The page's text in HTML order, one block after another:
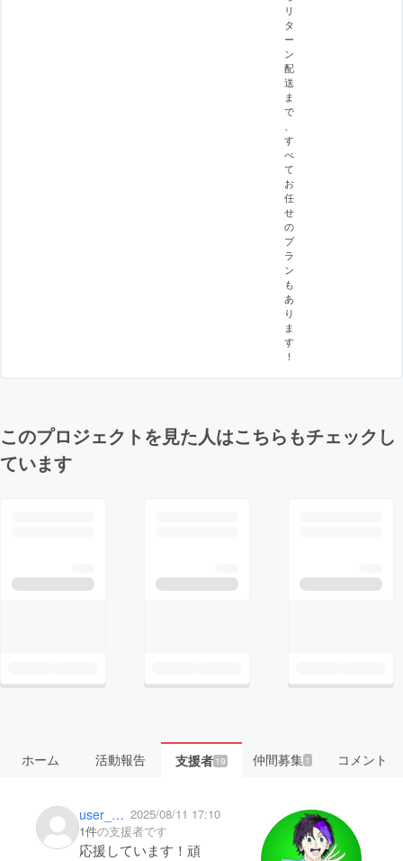
リ
タ
ー
ン
配
送
ま
で
す
べ
て
お
任
せ
の
プ
ラ
ン
も
あ
り
ま
す
！
このプロジェクトを見た人はこちらもチェックし
ています
ホーム 活動報告 支援者 19 仲間募集 1 コメント
user_76a16e59c044 2025/08/11 17:10
1件の支援者です
応援しています！頑